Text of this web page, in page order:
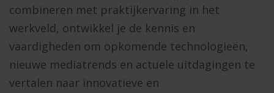
combineren met praktijkervaring in het
werkveld, ontwikkel je de kennis en
vaardigheden om opkomende technologieën,
nieuwe mediatrends en actuele uitdagingen te
vertalen naar innovatieve en